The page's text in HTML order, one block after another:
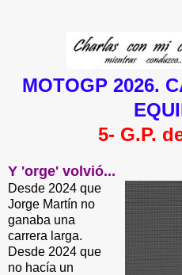
MOTOGP 2026.
5- G.P.
Y 'orge' volvió...
Desde 2024 que
Jorge Martín no
ganaba una
carrera larga.
Desde 2024 que
no hacía un